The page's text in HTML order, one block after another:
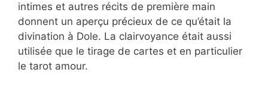
intimes et autres récits de première main
donnent un aperçu précieux de ce qu’était la
divination à Dole. La clairvoyance était aussi
utilisée que le tirage de cartes et en particulier
le tarot amour.